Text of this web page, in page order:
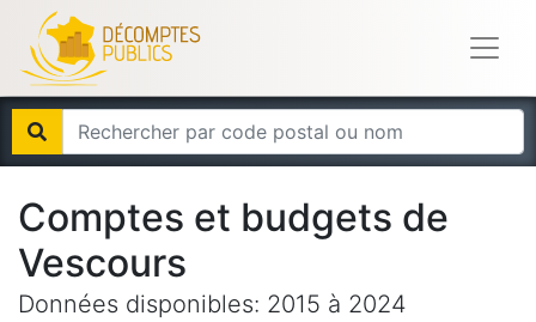
Comptes et budgets de
Vescours
Données disponibles: 2015 à 2024